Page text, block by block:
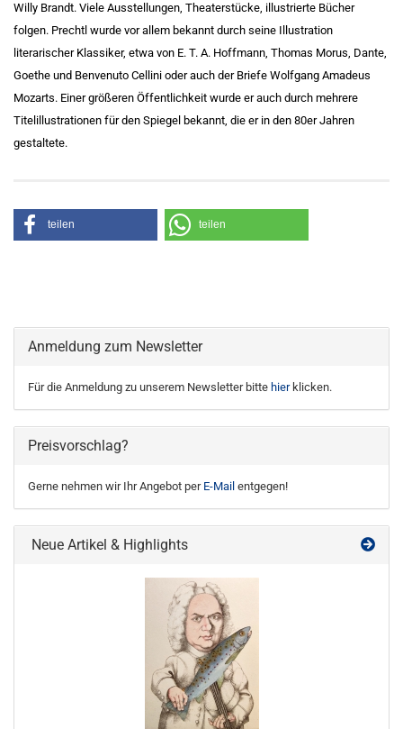
Willy Brandt. Viele Ausstellungen, Theaterstücke, illustrierte Bücher
folgen. Prechtl wurde vor allem bekannt durch seine Illustration
literarischer Klassiker, etwa von E. T. A. Hoffmann, Thomas Morus, Dante,
Goethe und Benvenuto Cellini oder auch der Briefe Wolfgang Amadeus
Mozarts. Einer größeren Öffentlichkeit wurde er auch durch mehrere
Titelillustrationen für den Spiegel bekannt, die er in den 80er Jahren
gestaltete.
teilen teilen
Anmeldung zum Newsletter
Für die Anmeldung zu unserem Newsletter bitte hierklicken.
Preisvorschlag?
Gerne nehmen wir Ihr Angebot per E-Mail entgegen!
Neue Artikel & Highlights